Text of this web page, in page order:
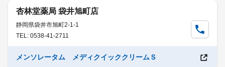
杏林堂薬局 袋井旭町店
静岡県袋井市旭町2-1-1
TEL: 0538-41-2711
メンソレータム メディクイッククリームＳ